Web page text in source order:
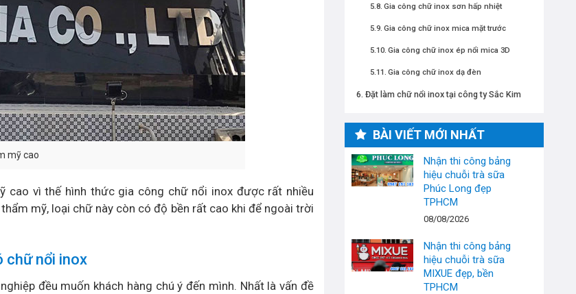
mỹ cao
cao vì thế hình thức gia công chữ nổi inox được rất nhiều
mỹ, loại chữ này còn có độ bền rất cao khi để ngoài trời
chữ nổi inox
đều muốn khách hàng chú ý đến mình. Nhất là vấn đề
Gia công chữ inox sơn hấp nhiệt
Gia công chữ inox mica mặt trước
Gia công chữ inox ép nổi mica 3D
Gia công chữ inox dạ đèn
Đặt làm chữ nổi inox tại công ty Sắc Kim
BÀI VIẾT MỚI NHẤT
Nhận thi công bảng
hiệu chuỗi trà sữa
Phúc Long đẹp
TPHCM
08/08/2026
Nhận thi công bảng
hiệu chuỗi trà sữa
MIXUE đẹp, bền
TPHCM